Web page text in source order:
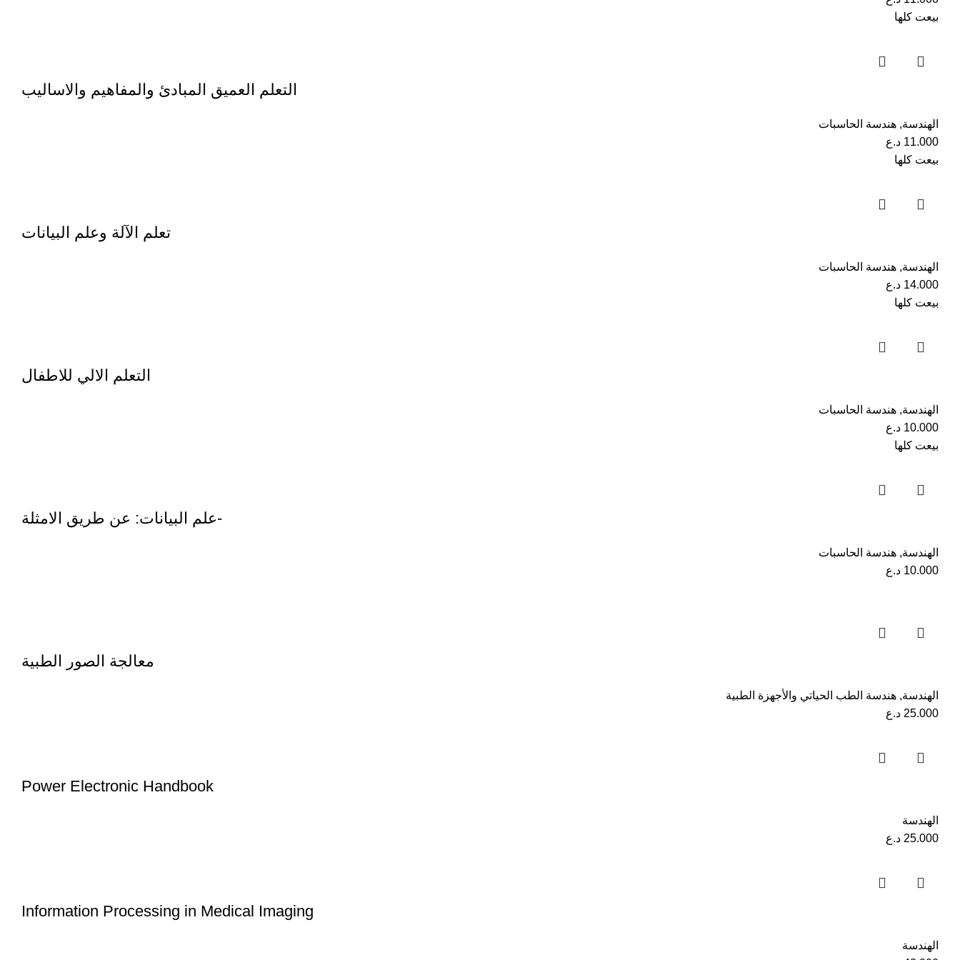
بيعت كلها
التعلم العميق المبادئ والمفاهيم والاساليب
الهندسة, هندسة الحاسبات
11.000 د.ع
بيعت كلها
تعلم الآلة وعلم البيانات
الهندسة, هندسة الحاسبات
14.000 د.ع
بيعت كلها
التعلم الالي للاطفال
الهندسة, هندسة الحاسبات
10.000 د.ع
بيعت كلها
علم البيانات: عن طريق الامثلة-
الهندسة, هندسة الحاسبات
10.000 د.ع
معالجة الصور الطبية
الهندسة, هندسة الطب الحياتي والأجهزة الطبية
25.000 د.ع
Power Electronic Handbook
الهندسة
25.000 د.ع
Information Processing in Medical Imaging
الهندسة